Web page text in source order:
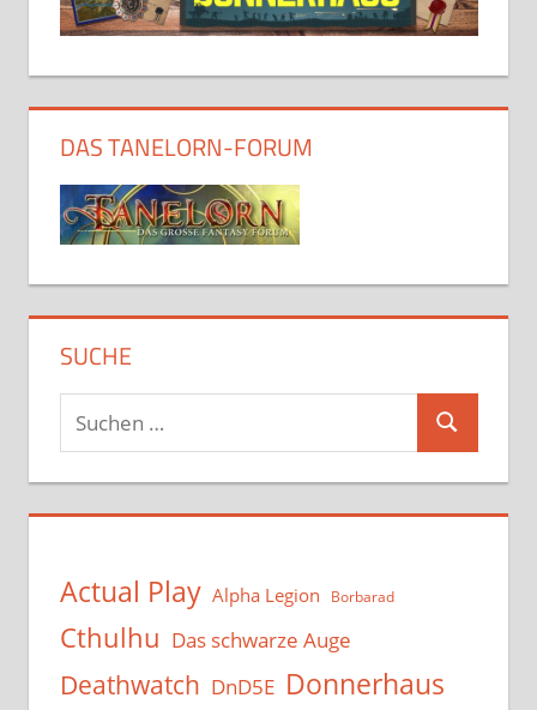
DAS TANELORN-FORUM
SUCHE
Suchen
nach:
Suchen
Actual Play Alpha Legion Borbarad
Cthulhu Das schwarze Auge
Deathwatch DnD5E Donnerhaus